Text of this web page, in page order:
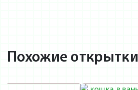
Похожие открытки